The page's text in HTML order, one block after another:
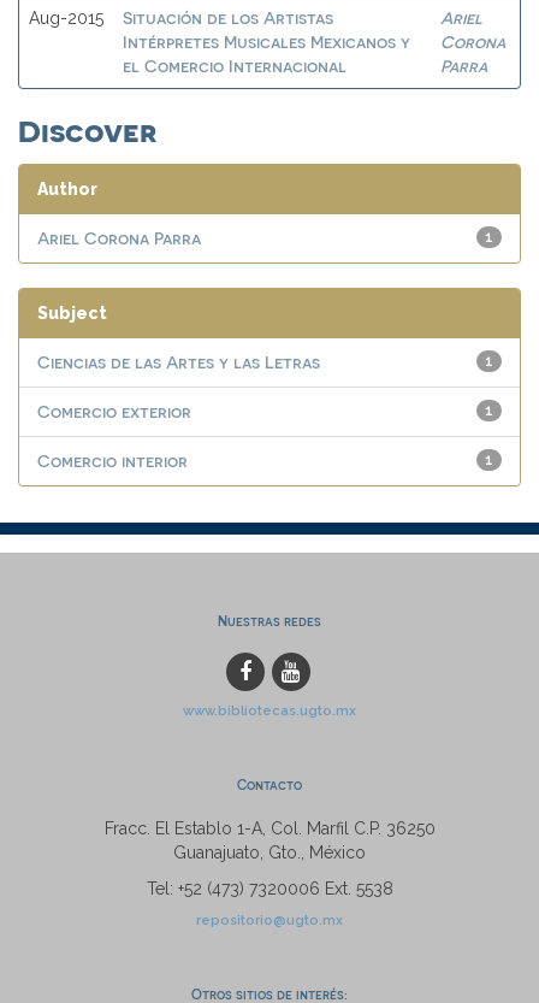
Aug-2015
Situación de los Artistas
Intérpretes Musicales Mexicanos y
el Comercio Internacional
Ariel
Corona
Parra
Discover
Author
1
Ariel Corona Parra
Subject
1
Ciencias de las Artes y las Letras
1
Comercio exterior
1
Comercio interior
Nuestras redes
www.bibliotecas.ugto.mx
Contacto
Fracc. El Establo 1-A, Col. Marfil C.P. 36250
Guanajuato, Gto., México
Tel: +52 (473) 7320006 Ext. 5538
repositorio@ugto.mx
Otros sitios de interés: